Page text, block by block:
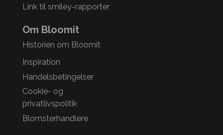
Link til smiley-rapporter
Om Bloomit
Historien om Bloomit
Inspiration
Handelsbetingelser
Cookie- og
privatlivspolitik
Blomsterhandlere